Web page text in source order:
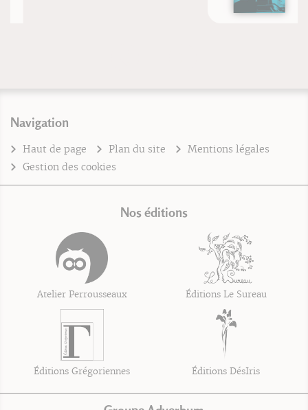
Navigation
Haut de page Plan du site
Mentions légales
Gestion des cookies
Nos éditions
Atelier Perrousseaux Éditions Le Sureau
Éditions Grégoriennes Éditions DésIris